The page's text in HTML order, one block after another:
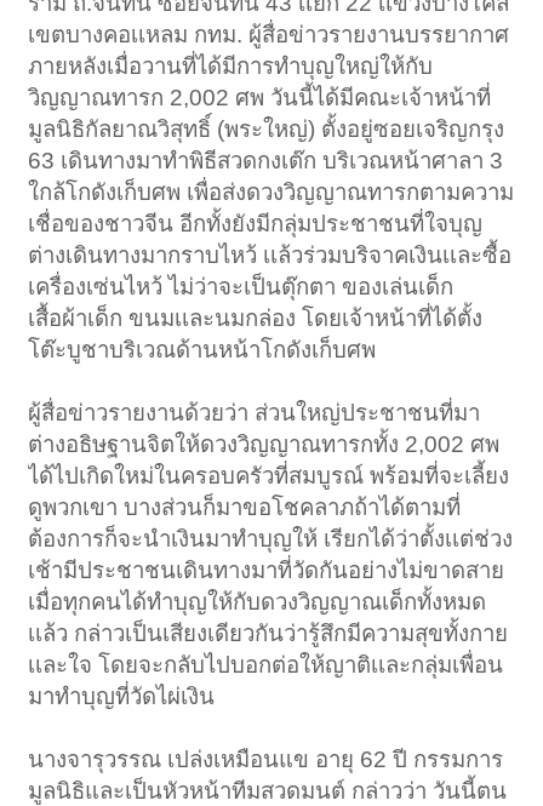
เขตบางคอเเหลม กทม. ผู้สื่อข่าวรายงานบรรยากาศ
ภายหลังเมื่อวานที่ได้มีการทำบุญใหญ่ให้กับ
วิญญาณทารก 2,002 ศพ วันนี้ได้มีคณะเจ้าหน้าที่
มูลนิธิกัลยาณวิสุทธิ์ (พระใหญ่) ตั้งอยู่ซอยเจริญกรุง
63 เดินทางมาทำพิธีสวดกงเต๊ก บริเวณหน้าศาลา 3
ใกล้โกดังเก็บศพ เพื่อส่งดวงวิญญาณทารกตามความ
เชื่อของชาวจีน อีกทั้งยังมีกลุ่มประชาชนที่ใจบุญ
ต่างเดินทางมากราบไหว้ เเล้วร่วมบริจาคเงินเเละซื้อ
เครื่องเซ่นไหว้ ไม่ว่าจะเป็นตุ๊กตา ของเล่นเด็ก
เสื้อผ้าเด็ก ขนมเเละนมกล่อง โดยเจ้าหน้าที่ได้ตั้ง
โต๊ะบูชาบริเวณด้านหน้าโกดังเก็บศพ
ผู้สื่อข่าวรายงานด้วยว่า ส่วนใหญ่ประชาชนที่มา
ต่างอธิษฐานจิตให้ดวงวิญญาณทารกทั้ง 2,002 ศพ
ได้ไปเกิดใหม่ในครอบครัวที่สมบูรณ์ พร้อมที่จะเลี้ยง
ดูพวกเขา บางส่วนก็มาขอโชคลาภถ้าได้ตามที่
ต้องการก็จะนำเงินมาทำบุญให้ เรียกได้ว่าตั้งเเต่ช่วง
เช้ามีประชาชนเดินทางมาที่วัดกันอย่างไม่ขาดสาย
เมื่อทุกคนได้ทำบุญให้กับดวงวิญญาณเด็กทั้งหมด
เเล้ว กล่าวเป็นเสียงเดียวกันว่ารู้สึกมีความสุขทั้งกาย
เเละใจ โดยจะกลับไปบอกต่อให้ญาติเเละกลุ่มเพื่อน
มาทำบุญที่วัดไผ่เงิน
นางจารุวรรณ เปล่งเหมือนแข อายุ 62 ปี กรรมการ
มูลนิธิและเป็นหัวหน้าทีมสวดมนต์ กล่าวว่า วันนี้ตน